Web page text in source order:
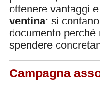
ottenere vantaggi
ventina: si
documento
spendere
Campagna